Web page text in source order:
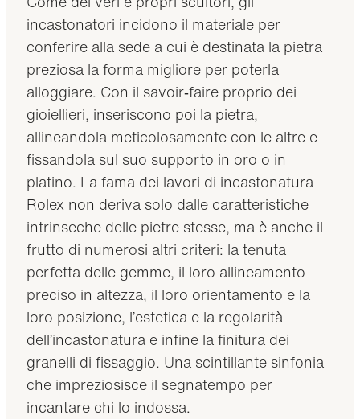
incastonatori incidono il materiale per
conferire alla sede a cui è destinata la pietra
preziosa la forma migliore per poterla
alloggiare. Con il savoir‑faire proprio dei
gioiellieri, inseriscono poi la pietra,
allineandola meticolosamente con le altre e
fissandola sul suo supporto in oro o in
platino. La fama dei lavori di incastonatura
Rolex non deriva solo dalle caratteristiche
intrinseche delle pietre stesse, ma è anche il
frutto di numerosi altri criteri: la tenuta
perfetta delle gemme, il loro allineamento
preciso in altezza, il loro orientamento e la
loro posizione, l’estetica e la regolarità
dell’incastonatura e infine la finitura dei
granelli di fissaggio. Una scintillante sinfonia
che impreziosisce il segnatempo per
incantare chi lo indossa.